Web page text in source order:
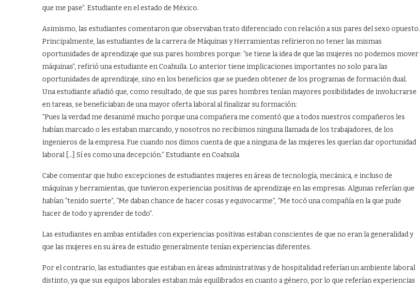
que me pase”. Estudiante en el estado de México.
Asimismo, las estudiantes comentaron que observaban trato diferenciado con relación a sus pares del sexo opuesto.
Principalmente, las estudiantes de la carrera de Máquinas y Herramientas refirieron no tener las mismas
oportunidades de aprendizaje que sus pares hombres porque: “se tiene la idea de que las mujeres no podemos mover
máquinas”, refirió una estudiante en Coahuila. Lo anterior tiene implicaciones importantes no solo para las
oportunidades de aprendizaje, sino en los beneficios que se pueden obtener de los programas de formación dual.
Una estudiante añadió que, como resultado, de que sus pares hombres tenían mayores posibilidades de involucrarse
en tareas, se beneficiaban de una mayor oferta laboral al finalizar su formación:
“Pues la verdad me desanimé mucho porque una compañera me comentó que a todos nuestros compañeros les
habían marcado o les estaban marcando, y nosotros no recibimos ninguna llamada de los trabajadores, de los
ingenieros de la empresa. Fue cuando nos dimos cuenta de que a ninguna de las mujeres les querían dar oportunidad
laboral […] Sí es como una decepción.” Estudiante en Coahuila
Cabe comentar que hubo excepciones de estudiantes mujeres en áreas de tecnología, mecánica, e incluso de
máquinas y herramientas, que tuvieron experiencias positivas de aprendizaje en las empresas. Algunas referían que
habían “tenido suerte”, “Me daban chance de hacer cosas y equivocarme”, “Me tocó una compañía en la que pude
hacer de todo y aprender de todo”.
Las estudiantes en ambas entidades con experiencias positivas estaban conscientes de que no eran la generalidad y
que las mujeres en su área de estudio generalmente tenían experiencias diferentes.
Por el contrario, las estudiantes que estaban en áreas administrativas y de hospitalidad referían un ambiente laboral
distinto, ya que sus equipos laborales estaban más equilibrados en cuanto a género, por lo que referían experiencias